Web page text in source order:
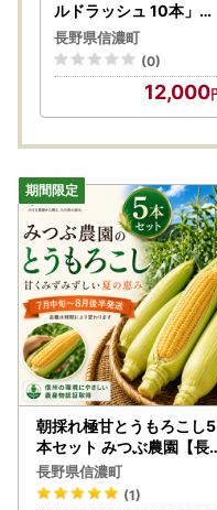
ルドラッシュ 10本」ス
イートコーン 収穫体験
ファームかずと【長野県
信濃町】
長野県信濃町
(0)
12,000
朝採れ極甘とうもろこし5
本セット みつぶ農園【長
野県信濃町・数量限定】
長野県信濃町
(1)